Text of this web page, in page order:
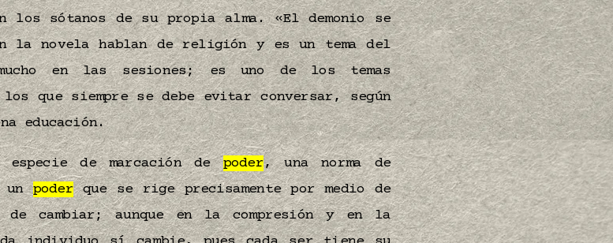
los sótanos de su propia alma. «El demonio se
la novela hablan de religión y es un tema del
mucho en las sesiones; es uno de los temas
los que siempre se debe evitar conversar, según
educación.
especie de marcación depoder, una norma de
unpoderque se rige precisamente por medio de
cambiar; aunque en la compresión y en la